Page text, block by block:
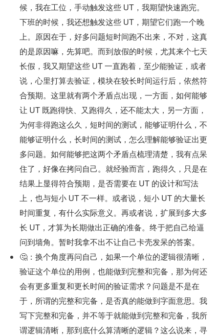
候，我在工位，手动触发这些 UT，我期望快速跑完。
下班的时候，我还想触发这些 UT，期望它们跑一个晚
上。原因在于，好多问题短时间跑不出来，不对，这真
的是原因嘛，先算吧。而到放假的时候，尤其来个七天
长假，我又期望这些 UT 一直跑着，至少能验证，或者
说，心里打算去验证，模块在较长时间运行后，依然符
合预期。这里就有两个矛盾点出现，一方面，如何能够
让 UT 既跑得快、又跑得久，还不能太大，另一方面，
为何非得跑这么久，短时间的测试，能够证明什么，不
能够证明什么，长时间的测试，怎么理解能够验证出更
多问题。如何能够把这两个矛盾点梳理清楚，我有点呆
住了，好像在拷问自己。就经验而言，跑得久，只是在
结果上显得符合预期，是否需要在 UT 的设计和写法
上，也与短小 UT 不一样。或者说，短小 UT 的大量长
时间重复，有什么实际意义。再或者说，扩展到多大多
长 UT，才算为长期做出正确的准备。终于把自己给逼
问到墙角。暂时我拿不出不让自己卡壳发呆的答案。
🤔：换个角度再问自己，如果一个单位的逻辑很清晰，
验证这个单位的用例，也能做到完整和完备，那为何还
会有更多重复和更长时间的验证需求？问题是不是在
于，所谓的完整和完备，是否真的能做到字面意思。我
写下完整和完备，并不等于就能做到完整和完备，我所
谓逻辑清晰，那到底什么算清晰的逻辑？这么说来，寻